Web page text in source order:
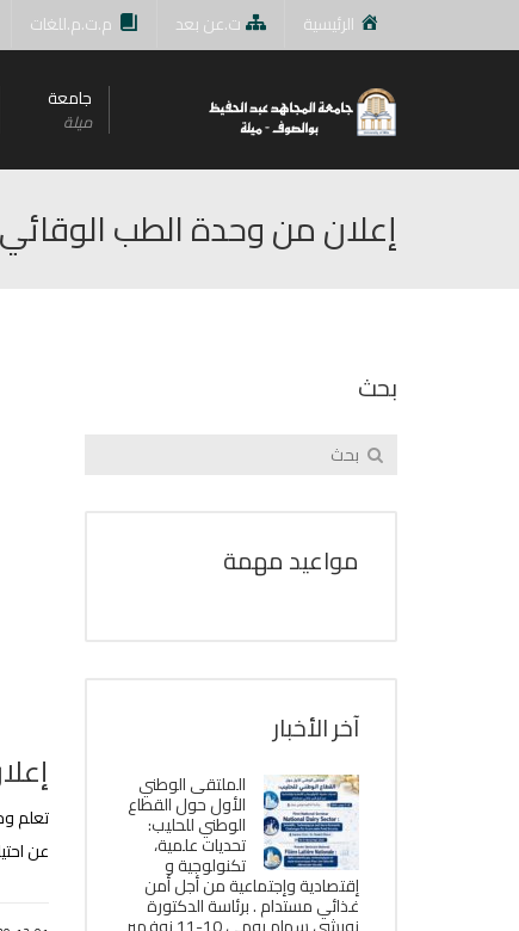
الرئيسية ت.عن بعد م.ت.م.للغات
جامعة
ميلة
إعلان من وحدة الطب الوقائي
تعلم
عن
بحث
مواعيد مهمة
آخر الأخبار
الملتقى الوطني
الأول حول القطاع
الوطني للحليب:
تحديات علمية،
تكنولوجية و
إقتصادية وإجتماعية من أجل أمن
غذائي مستدام . برئاسة الدكتورة